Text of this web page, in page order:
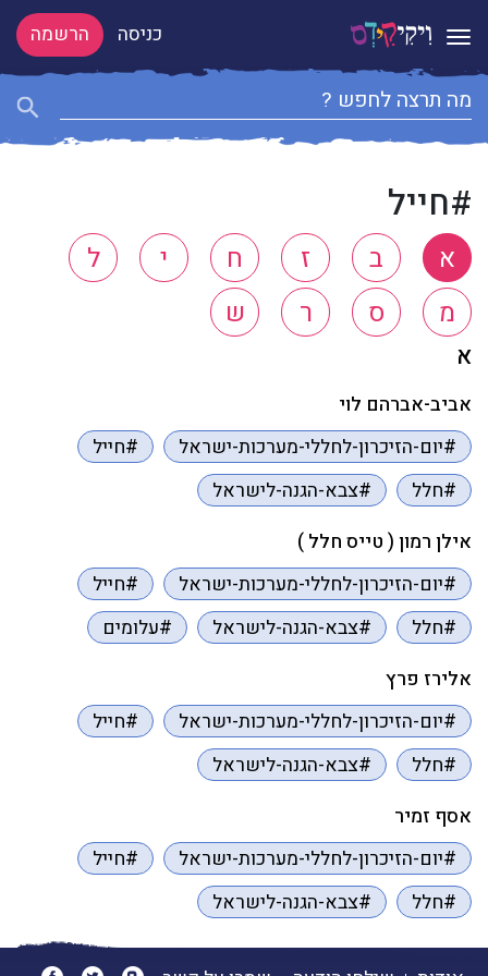
Toggle navigation כניסה הרשמה
#חייל
א ב ז ח י
ל
מ
ס ר ש
א
אביב-אברהם לוי
#יום-הזיכרון-לחללי-מערכות-ישראל
#חייל
#חלל
#צבא-הגנה-לישראל
אילן רמון ( טייס חלל )
#יום-הזיכרון-לחללי-מערכות-ישראל
#חייל
#חלל
#צבא-הגנה-לישראל
#עלומים
אלירז פרץ
#יום-הזיכרון-לחללי-מערכות-ישראל
#חייל
#חלל
#צבא-הגנה-לישראל
אסף זמיר
#יום-הזיכרון-לחללי-מערכות-ישראל
#חייל
#חלל
#צבא-הגנה-לישראל